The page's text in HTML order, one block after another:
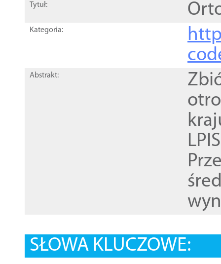
Tytuł:
Kategoria:
Abstrakt:
SŁOWA KLUCZOWE: